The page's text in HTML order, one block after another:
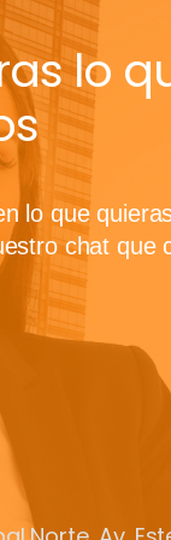
lo
lo que
chat que